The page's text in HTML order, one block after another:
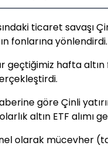
ticaret savaşı
fonlarına yönlendirdi.
geçtiğimiz hafta
göre Çinli
altın ETF alımı
olarak mücevher